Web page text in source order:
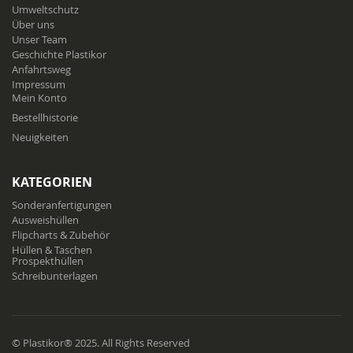
Umweltschutz
Über uns
Unser Team
Geschichte Plastikor
Anfahrtsweg
Impressum
Mein Konto
Bestellhistorie
Neuigkeiten
KATEGORIEN
Sonderanfertigungen
Ausweishüllen
Flipcharts & Zubehör
Hüllen & Taschen
Prospekthüllen
Schreibunterlagen
© Plastikor® 2025. All Rights Reserved